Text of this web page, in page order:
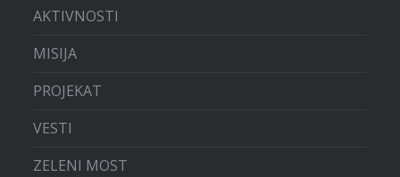
AKTIVNOSTI
MISIJA
PROJEKAT
VESTI
ZELENI MOST